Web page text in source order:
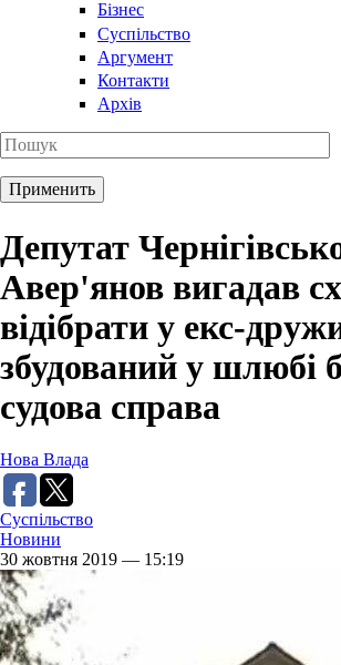
Бізнес
Суспільство
Аргумент
Контакти
Архів
Депутат
Авер'янов вигадав
відібрати у екс-
збудований у шлюбі
судова справа
Нова Влада
Суспільство
Новини
30 жовтня 2019 — 15:19